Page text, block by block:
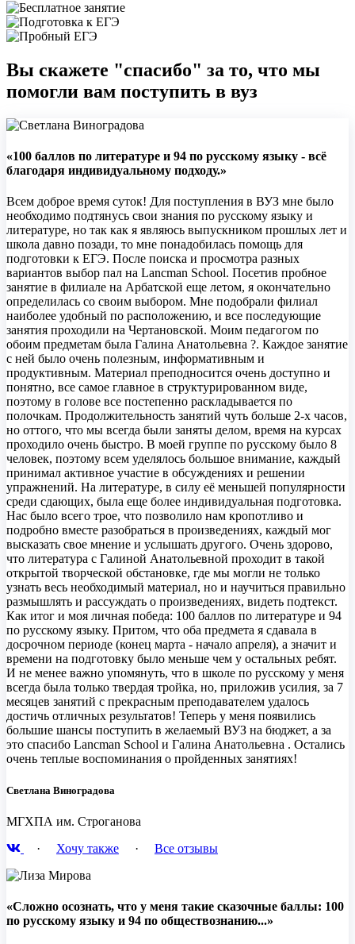
Вы скажете "спасибо" за то, что мы
помогли вам поступить в вуз
«100 баллов по литературе и 94 по русскому языку - всё
благодаря индивидуальному подходу.»
Всем доброе время суток! Для поступления в ВУЗ мне было
необходимо подтянусь свои знания по русскому языку и
литературе, но так как я являюсь выпускником прошлых лет и
школа давно позади, то мне понадобилась помощь для
подготовки к ЕГЭ. После поиска и просмотра разных
вариантов выбор пал на Lancman School. Посетив пробное
занятие в филиале на Арбатской еще летом, я окончательно
определилась со своим выбором. Мне подобрали филиал
наиболее удобный по расположению, и все последующие
занятия проходили на Чертановской. Моим педагогом по
обоим предметам была Галина Анатольевна ?. Каждое занятие
с ней было очень полезным, информативным и
продуктивным. Материал преподносится очень доступно и
понятно, все самое главное в структурированном виде,
поэтому в голове все постепенно раскладывается по
полочкам. Продолжительность занятий чуть больше 2-х часов,
но оттого, что мы всегда были заняты делом, время на курсах
проходило очень быстро. В моей группе по русскому было 8
человек, поэтому всем уделялось большое внимание, каждый
принимал активное участие в обсуждениях и решении
упражнений. На литературе, в силу её меньшей популярности
среди сдающих, была еще более индивидуальная подготовка.
Нас было всего трое, что позволило нам кропотливо и
подробно вместе разобраться в произведениях, каждый мог
высказать свое мнение и услышать другого. Очень здорово,
что литература с Галиной Анатольевной проходит в такой
открытой творческой обстановке, где мы могли не только
узнать весь необходимый материал, но и научиться правильно
размышлять и рассуждать о произведениях, видеть подтекст.
Как итог и моя личная победа: 100 баллов по литературе и 94
по русскому языку. Притом, что оба предмета я сдавала в
досрочном периоде (конец марта - начало апреля), а значит и
времени на подготовку было меньше чем у остальных ребят.
И не менее важно упомянуть, что в школе по русскому у меня
всегда была только твердая тройка, но, приложив усилия, за 7
месяцев занятий с прекрасным преподавателем удалось
достичь отличных результатов! Теперь у меня появились
большие шансы поступить в желаемый ВУЗ на бюджет, а за
это спасибо Lancman School и Галина Анатольевна . Остались
очень теплые воспоминания о пройденных занятиях!
Светлана Виноградова
МГХПА им. Строганова
· Хочу также · Все отзывы
«Сложно осознать, что у меня такие сказочные баллы: 100
по русскому языку и 94 по обществознанию...»